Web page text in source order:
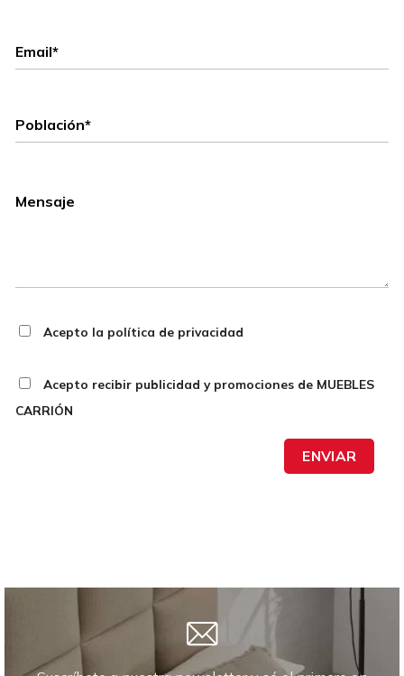
Acepto la política de privacidad
Acepto recibir publicidad y promociones de MUEBLES
CARRIÓN
ENVIAR